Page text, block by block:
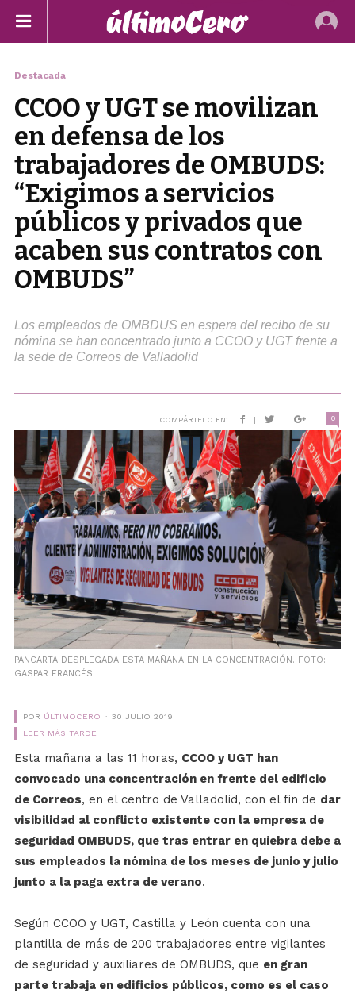
Destacada
CCOO y UGT se movilizan
en defensa de los
trabajadores de OMBUDS:
“Exigimos a servicios
públicos y privados que
acaben sus contratos con
OMBUDS”
Los empleados de OMBDUS en espera del recibo de su
nómina se han concentrado junto a CCOO y UGT frente a
la sede de Correos de Valladolid
COMPÁRTELO EN: | | 0
PANCARTA DESPLEGADA ESTA MAÑANA EN LA CONCENTRACIÓN. FOTO:
GASPAR FRANCÉS
POR ÚLTIMOCERO
30 JULIO 2019
LEER MÁS TARDE
Esta mañana a las 11 horas, CCOO y UGT han
convocado una concentración en frente del edificio
de Correos, en el centro de Valladolid, con el fin de dar
visibilidad al conflicto existente con la empresa de
seguridad OMBUDS, que tras entrar en quiebra debe a
sus empleados la nómina de los meses de junio y julio
junto a la paga extra de verano.
Según CCOO y UGT, Castilla y León cuenta con una
plantilla de más de 200 trabajadores entre vigilantes
de seguridad y auxiliares de OMBUDS, que en gran
parte trabaja en edificios públicos, como es el caso